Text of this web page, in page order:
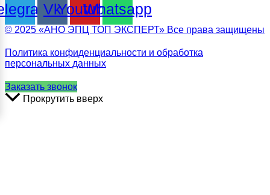
VkYoutube
Whatsapp
© 2025 «АНО ЭПЦ ТОП ЭКСПЕРТ» Все права защищены
Политика конфиденциальности и обработка
персональных данных
Заказать звонок
Прокрутить вверх